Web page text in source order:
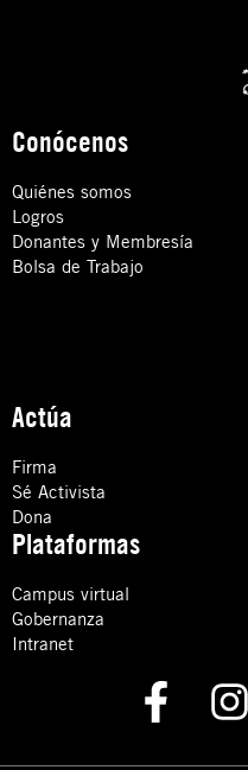
Conócenos
Quiénes somos
Logros
Donantes y Membresía
Bolsa de Trabajo
Actúa
Firma
Sé Activista
Dona
Plataformas
Campus virtual
Gobernanza
Intranet